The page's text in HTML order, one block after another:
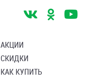
АКЦИИ
СКИДКИ
КАК КУПИТЬ